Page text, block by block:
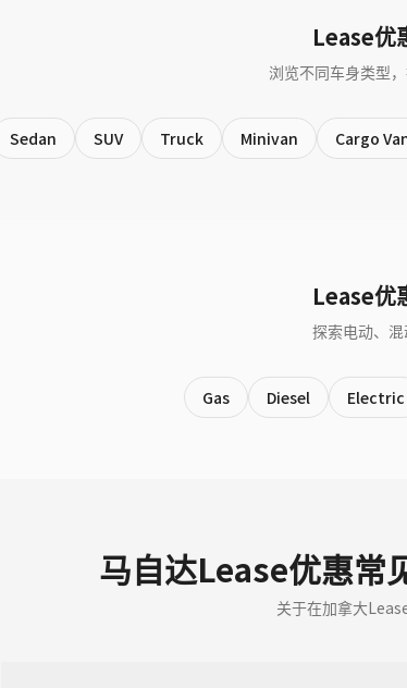
Lease优
浏览不同车身类型
Sedan SUV Truck Minivan Cargo
Lease优
探索电动、
Gas Diesel Electric
马自达Lease优惠常
关于在加拿大